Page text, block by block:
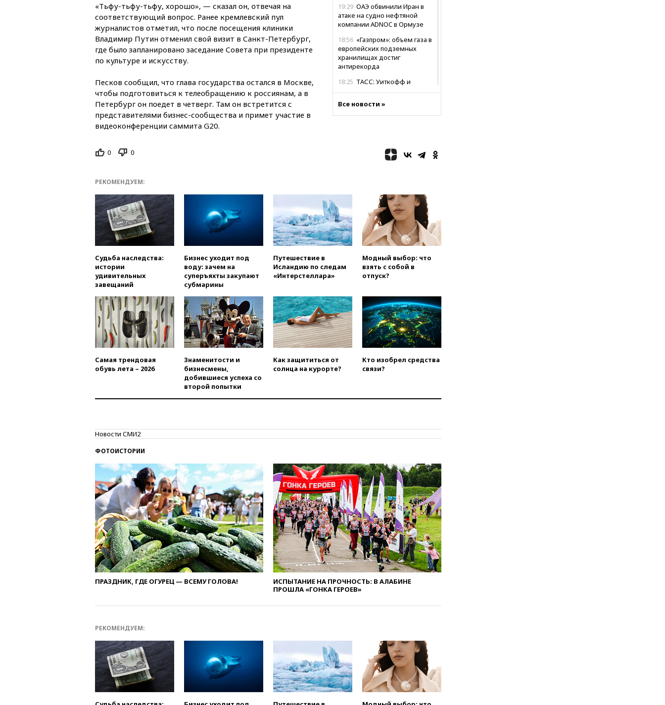
19:29 ОАЭ обвинили Иран в
атаке на судно нефтяной
компании ADNOC в Ормузе
18:56 «Газпром»: объем газа в
европейских подземных
хранилищах достиг
антирекорда
18:25 ТАСС: Уиткофф и
17:43«Тиса» выдвинула экс-
Politico: «Газовая
вблизи газопровода в
Болгарии
15:25
При атаке БПЛА в
Белгородской области погиб
мирный житель
В Аргентине умер отец
футболиста Лионеля Месси
Турция ограничила
14:20
Генпрокурором США
стал Тодд Бланш
13:37
Пляжи Геленджика
закрыты из-за опасности БПЛА
погранконтроль для
итальянских туристов
арестом Rolls-Royce блогера
Лерчек
погибли два человека
10:27
Движение по трассе
«Новороссия» восстановлено
09:55Силы ПВО перехватили
за утро 85 БПЛА над
территорией РФ
09:25Ильский НПЗ на Кубани
загорелся после падения
обломков дрона
девяти БПЛА, сбитых на
подлете к Москве
08:16
Лукашенко призвал
белорусов покупать избы в
селах
07:30
Нигерия стала
крупнейшим поставщиком
авиатоплива в Европу
Все новости »
«Тьфу-тьфу-тьфу, хорошо», — сказал он, отвечая на
соответствующий вопрос. Ранее кремлевский пул
журналистов отметил, что после посещения клиники
Владимир Путин отменил свой визит в Санкт-Петербург,
где было запланировано заседание Совета при президенте
по культуре и искусству.
Песков сообщил, что глава государства остался в Москве,
чтобы подготовиться к телеобращению к россиянам, а в
Петербург он поедет в четверг. Там он встретится с
представителями бизнес-сообщества и примет участие в
видеоконференции саммита G20.
0 0
РЕКОМЕНДУЕМ:
Судьба наследства:
истории
удивительных
завещаний
Бизнес уходит под
воду: зачем на
суперъяхты закупают
субмарины
Путешествие в
Исландию по следам
«Интерстеллара»
Модный выбор: что
взять с собой в
отпуск?
Самая трендовая
обувь лета – 2026
Знаменитости и
бизнесмены,
добившиеся успеха со
второй попытки
Как защититься от
солнца на курорте?
Кто изобрел средства
связи?
Новости СМИ2
ФОТОИСТОРИИ
ПРАЗДНИК, ГДЕ ОГУРЕЦ — ВСЕМУ ГОЛОВА!
ИСПЫТАНИЕ НА ПРОЧНОСТЬ: В АЛАБИНЕ
ПРОШЛА «ГОНКА ГЕРОЕВ»
РЕКОМЕНДУЕМ: